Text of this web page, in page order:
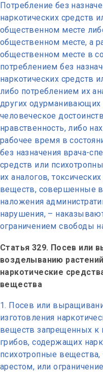
Потребление без
наркотических средств
общественном месте
общественном месте, а
общественном месте в
потреблением без
наркотических средств
либо потреблением их
других
человеческое
нравственность, либо
рабочее время в
без назначения врача-
средств или
их аналогов,
веществ, совершенные в
наложения
нарушения, –
ограничением свободы
Статья 329. Посев или
возделыванию
наркотические
вещества
Посев или
изготовления
веществ запрещенных к
грибов, содержащих
психотропные
арестом, или